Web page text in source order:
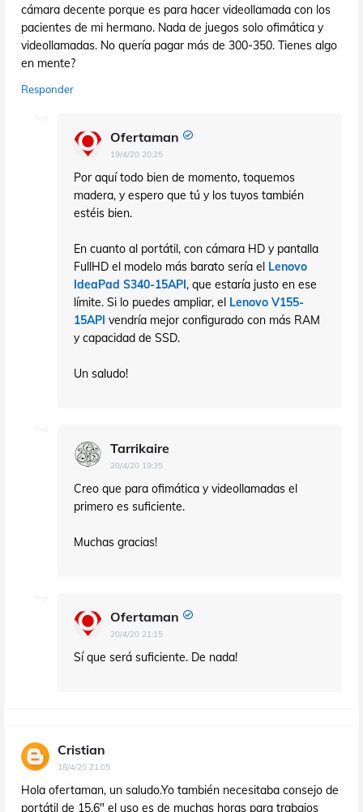
cámara decente porque es para hacer videollamada con los
pacientes de mi hermano. Nada de juegos solo ofimática y
videollamadas. No quería pagar más de 300-350. Tienes algo
en mente?
Responder
Ofertaman
19/4/20 20:25
Por aquí todo bien de momento, toquemos
madera, y espero que tú y los tuyos también
estéis bien.
En cuanto al portátil, con cámara HD y pantalla
FullHD el modelo más barato sería el Lenovo
IdeaPad S340-15API, que estaría justo en ese
límite. Si lo puedes ampliar, el Lenovo V155-
15API vendría mejor configurado con más RAM
y capacidad de SSD.
Un saludo!
Tarrikaire
20/4/20 19:35
Creo que para ofimática y videollamadas el
primero es suficiente.
Muchas gracias!
Ofertaman
20/4/20 21:15
Sí que será suficiente. De nada!
Cristian
18/4/20 21:05
Hola ofertaman, un saludo.Yo también necesitaba consejo de
portátil de 15.6" el uso es de muchas horas para trabajos